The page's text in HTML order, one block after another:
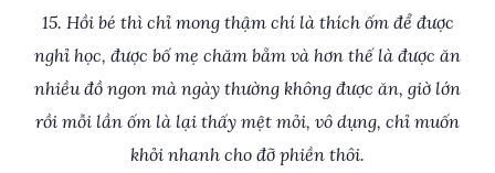
15. Hồi bé thì chỉ mong thậm chí là thích ốm để được
nghỉ học, được bố mẹ chăm bẵm và hơn thế là được ăn
nhiều đồ ngon mà ngày thường không được ăn, giờ lớn
rồi mỗi lần ốm là lại thấy mệt mỏi, vô dụng, chỉ muốn
khỏi nhanh cho đỡ phiền thôi.